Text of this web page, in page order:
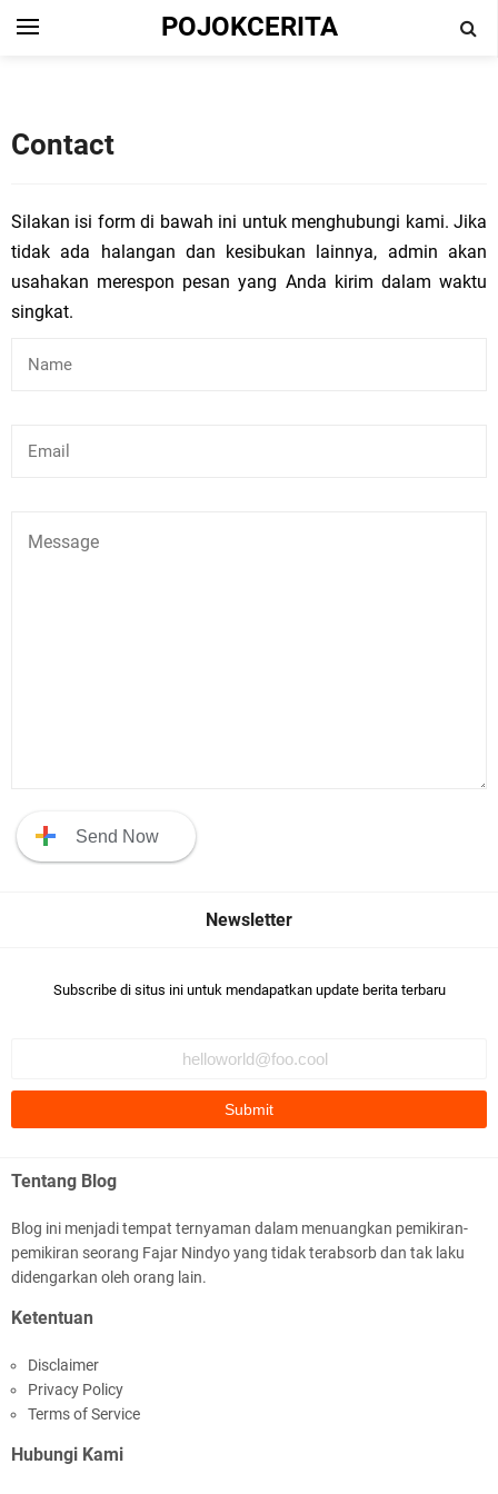
POJOKCERITA
Contact
Silakan isi form di bawah ini untuk menghubungi kami. Jika
tidak ada halangan dan kesibukan lainnya, admin akan
usahakan merespon pesan yang Anda kirim dalam waktu
singkat.
Subscribe di situs ini untuk mendapatkan update berita terbaru
Tentang Blog
Blog ini menjadi tempat ternyaman dalam menuangkan pemikiran-
pemikiran seorang Fajar Nindyo yang tidak terabsorb dan tak laku
didengarkan oleh orang lain.
Ketentuan
Disclaimer
Privacy Policy
Terms of Service
Hubungi Kami